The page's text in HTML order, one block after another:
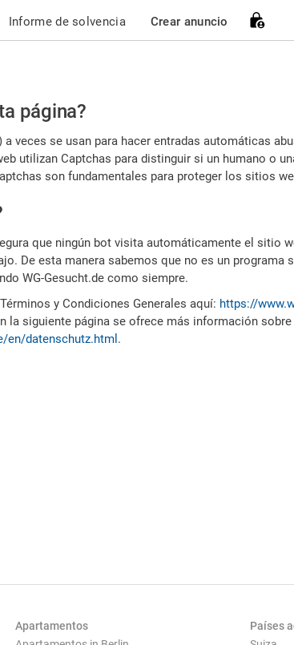
Informe de solvencia Crear anuncio
página?
veces se usan para hacer entradas automáticas
utilizan Captchas para distinguir si un humano o
son fundamentales para proteger los sitios
que ningún bot visita automáticamente el sitio
De esta manera sabemos que no es un programa
WG-Gesucht.de como siempre.
y Condiciones Generales aquí: https://
la siguiente página se ofrece más información
en/datenschutz.html .
Apartamentos
Países